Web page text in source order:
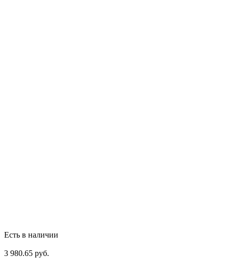
Есть в наличии
3 980.65 руб.